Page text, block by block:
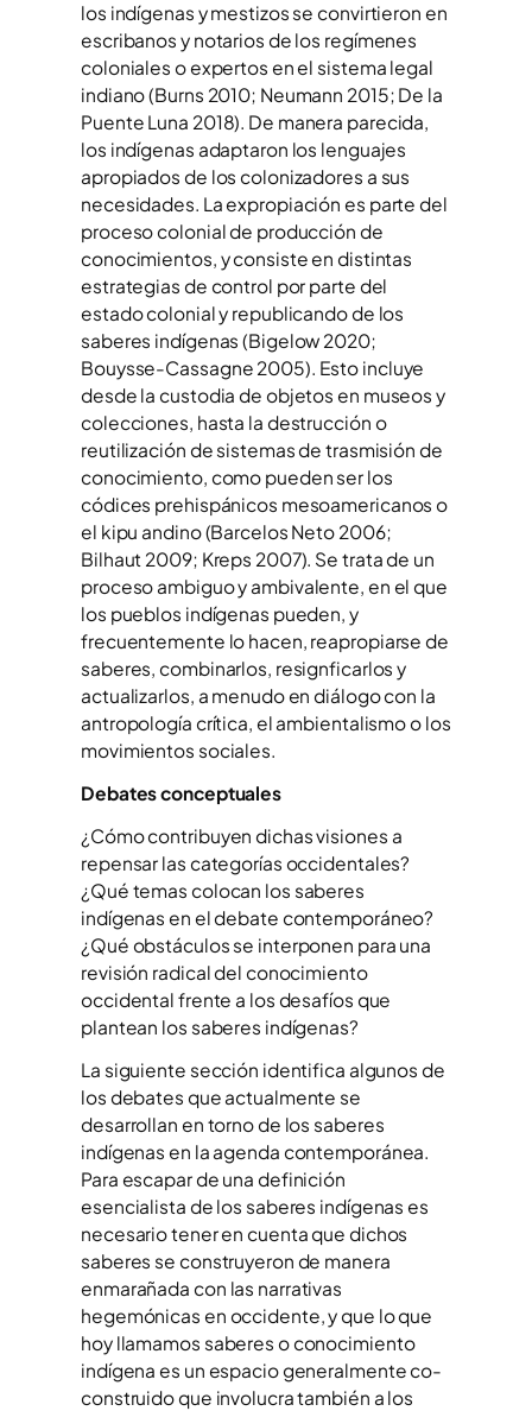
los indígenas y mestizos se convirtieron en
escribanos y notarios de los regímenes
coloniales o expertos en el sistema legal
indiano (Burns 2010; Neumann 2015; De la
Puente Luna 2018). De manera parecida,
los indígenas adaptaron los lenguajes
apropiados de los colonizadores a sus
necesidades. La expropiación es parte del
proceso colonial de producción de
conocimientos, y consiste en distintas
estrategias de control por parte del
estado colonial y republicando de los
saberes indígenas (Bigelow 2020;
Bouysse-Cassagne 2005). Esto incluye
desde la custodia de objetos en museos y
colecciones, hasta la destrucción o
reutilización de sistemas de trasmisión de
conocimiento, como pueden ser los
códices prehispánicos mesoamericanos o
el kipu andino (Barcelos Neto 2006;
Bilhaut 2009; Kreps 2007). Se trata de un
proceso ambiguo y ambivalente, en el que
los pueblos indígenas pueden, y
frecuentemente lo hacen, reapropiarse de
saberes, combinarlos, resignficarlos y
actualizarlos, a menudo en diálogo con la
antropología crítica, el ambientalismo o los
movimientos sociales.
Debates conceptuales
¿Cómo contribuyen dichas visiones a
repensar las categorías occidentales?
¿Qué temas colocan los saberes
indígenas en el debate contemporáneo?
¿Qué obstáculos se interponen para una
revisión radical del conocimiento
occidental frente a los desafíos que
plantean los saberes indígenas?
La siguiente sección identifica algunos de
los debates que actualmente se
desarrollan en torno de los saberes
indígenas en la agenda contemporánea.
Para escapar de una definición
esencialista de los saberes indígenas es
necesario tener en cuenta que dichos
saberes se construyeron de manera
enmarañada con las narrativas
hegemónicas en occidente, y que lo que
hoy llamamos saberes o conocimiento
indígena es un espacio generalmente co-
construido que involucra también a los